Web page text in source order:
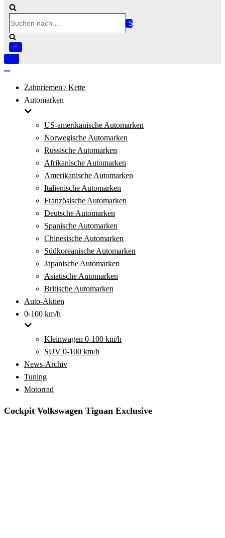
nach …
Navigation
Zahnriemen / Kette
Automarken
US-amerikanische Automarken
Norwegische Automarken
Russische Automarken
Afrikanische Automarken
Amerikanische Automarken
Italienische Automarken
Französische Automarken
Deutsche Automarken
Spanische Automarken
Chinesische Automarken
Südkoreanische Automarken
Japanische Automarken
Asiatische Automarken
Britische Automarken
Auto-Aktien
0-100 km/h
Kleinwagen 0-100 km/h
SUV 0-100 km/h
News-Archiv
Tuning
Motorrad
Cockpit Volkswagen Tiguan Exclusive